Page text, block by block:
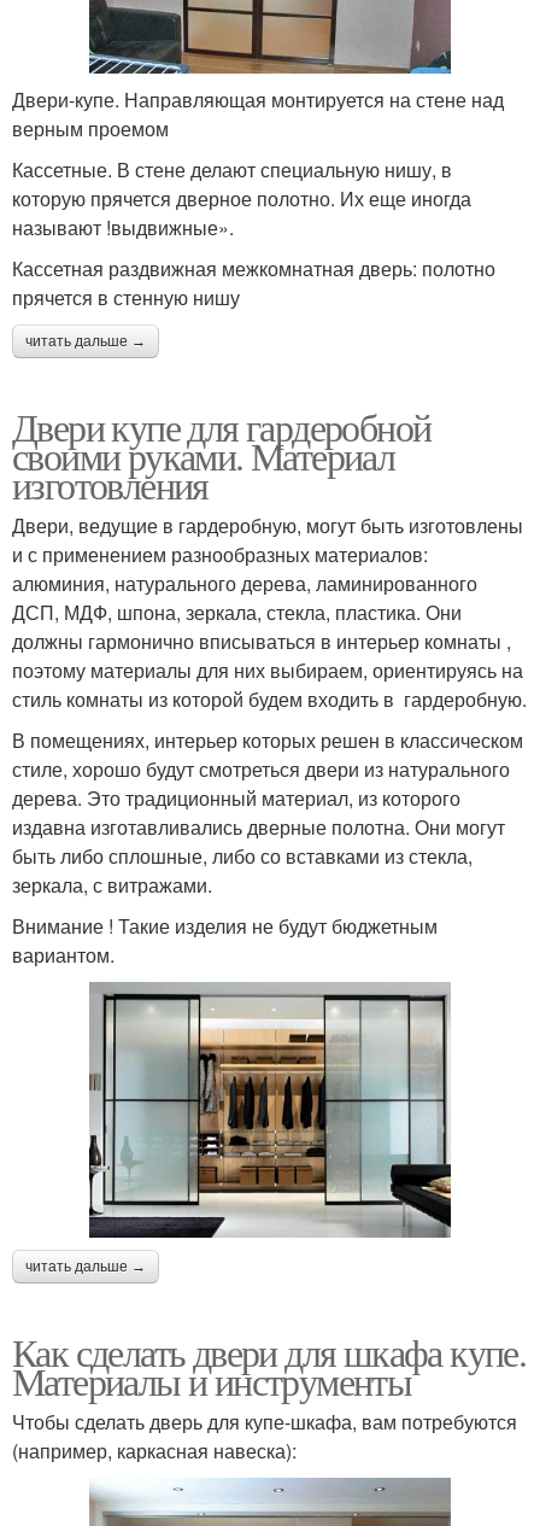
Двери-купе. Направляющая монтируется на стене над
верным проемом
Кассетные. В стене делают специальную нишу, в
которую прячется дверное полотно. Их еще иногда
называют !выдвижные».
Кассетная раздвижная межкомнатная дверь: полотно
прячется в стенную нишу
читать дальше →
Двери купе для гардеробной
своими руками. Материал
изготовления
Двери, ведущие в гардеробную, могут быть изготовлены
и с применением разнообразных материалов:
алюминия, натурального дерева, ламинированного
ДСП, МДФ, шпона, зеркала, стекла, пластика. Они
должны гармонично вписываться в интерьер комнаты ,
поэтому материалы для них выбираем, ориентируясь на
стиль комнаты из которой будем входить в гардеробную.
В помещениях, интерьер которых решен в классическом
стиле, хорошо будут смотреться двери из натурального
дерева. Это традиционный материал, из которого
издавна изготавливались дверные полотна. Они могут
быть либо сплошные, либо со вставками из стекла,
зеркала, с витражами.
Внимание ! Такие изделия не будут бюджетным
вариантом.
читать дальше →
Как сделать двери для шкафа купе.
Материалы и инструменты
Чтобы сделать дверь для купе-шкафа, вам потребуются
(например, каркасная навеска):